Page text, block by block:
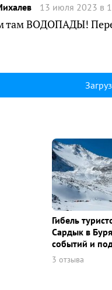
13 июля 2023 в
там ВОДОПАДЫ!
Гибель
Сардык в
событий и
3 отзыва